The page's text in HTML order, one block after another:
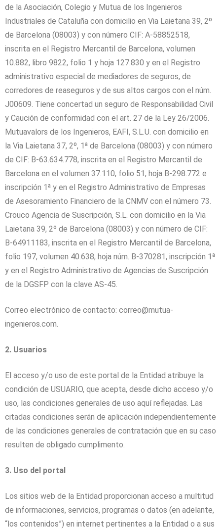
de la Asociación, Colegio y Mutua de los Ingenieros
Industriales de Cataluña con domicilio en Via Laietana 39, 2º
de Barcelona (08003) y con número CIF: A-58852518,
inscrita en el Registro Mercantil de Barcelona, volumen
10.882, libro 9822, folio 1 y hoja 127.830 y en el Registro
administrativo especial de mediadores de seguros, de
corredores de reaseguros y de sus altos cargos con el núm.
J00609. Tiene concertad un seguro de Responsabilidad Civil
y Caución de conformidad con el art. 27 de la Ley 26/2006.
Mutuavalors de los Ingenieros, EAFI, S.L.U. con domicilio en
la Via Laietana 37, 2º, 1ª de Barcelona (08003) y con número
de CIF: B-63.634.778, inscrita en el Registro Mercantil de
Barcelona en el volumen 37.110, folio 51, hoja B-298.772 e
inscripción 1ª y en el Registro Administrativo de Empresas
de Asesoramiento Financiero de la CNMV con el número 73.
Crouco Agencia de Suscripción, S.L. con domicilio en la Via
Laietana 39, 2º de Barcelona (08003) y con número de CIF:
B-64911183, inscrita en el Registro Mercantil de Barcelona,
folio 197, volumen 40.638, hoja núm. B-370281, inscripción 1ª
y en el Registro Administrativo de Agencias de Suscripción
de la DGSFP con la clave AS-45.
Correo electrónico de contacto: correo@mutua-
ingenieros.com.
2. Usuarios
El acceso y/o uso de este portal de la Entidad atribuye la
condición de USUARIO, que acepta, desde dicho acceso y/o
uso, las condiciones generales de uso aquí reflejadas. Las
citadas condiciones serán de aplicación independientemente
de las condiciones generales de contratación que en su caso
resulten de obligado cumplimento.
3. Uso del portal
Los sitios web de la Entidad proporcionan acceso a multitud
de informaciones, servicios, programas o datos (en adelante,
“los contenidos”) en internet pertinentes a la Entidad o a sus